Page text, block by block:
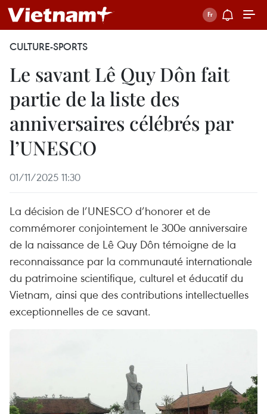
CULTURE-SPORTS
Le savant Lê Quy Dôn fait
partie de la liste des
anniversaires célébrés par
l’UNESCO
01/11/2025 11:30
La décision de l’UNESCO d’honorer et de
commémorer conjointement le 300e anniversaire
de la naissance de Lê Quy Dôn témoigne de la
reconnaissance par la communauté internationale
du patrimoine scientifique, culturel et éducatif du
Vietnam, ainsi que des contributions intellectuelles
exceptionnelles de ce savant.